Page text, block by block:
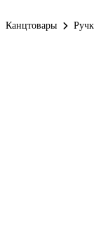
Канцтовары